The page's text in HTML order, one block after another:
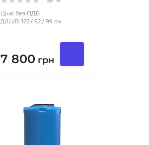
Ціна: без ПДВ
Д/Ш/В: 122 / 92 / 99 см
7 800 грн